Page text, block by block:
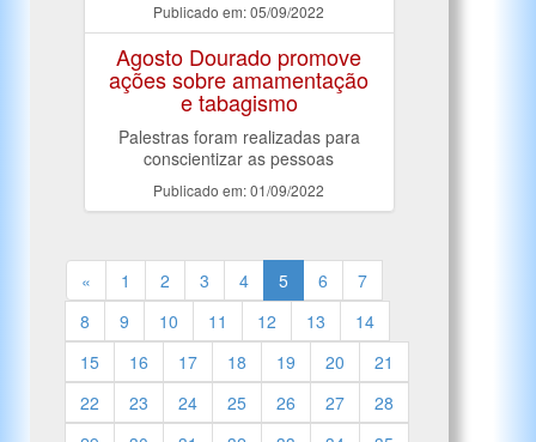
Publicado em: 05/09/2022
Agosto Dourado promove
ações sobre amamentação
e tabagismo
Palestras foram realizadas para
conscientizar as pessoas
Publicado em: 01/09/2022
« 1 2 3 4 5 6
7
8
9 10 11 12 13
14
15
16 17 18 19 20
21
22
23 24 25 26 27
28